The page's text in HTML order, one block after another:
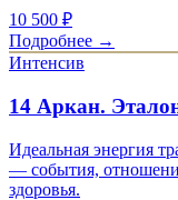
10 500 ₽
Подробнее →
Интенсив
14 Аркан.
Идеальная энергия
— события,
здоровья.